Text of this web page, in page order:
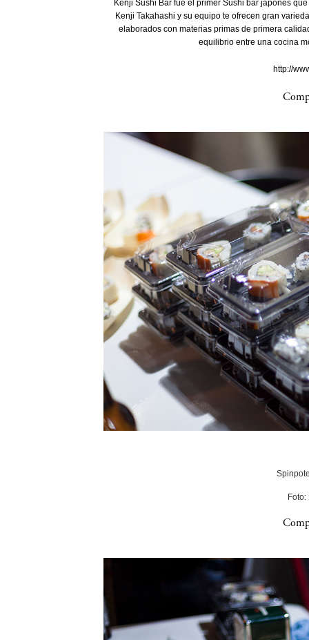
Kenji Sushi Bar fue el primer Sushi bar japonés
Kenji Takahashi y su equipo te ofrecen gran
elaborados con materias primas de primera
equilibrio entre una cocina
http://